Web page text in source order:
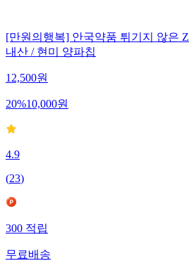
[만원의행복] 안국약품 튀기지 않은
내산 / 현미 양파칩
12,500원
20%10,000원
4.9
(23)
300적립
무료배송